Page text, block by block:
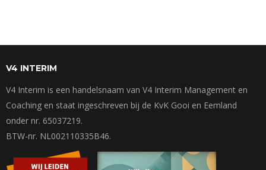
V4 INTERIM
V4 Interim is een handelsnaam van V4 Interim Management en
Coaching en staat ingeschreven bij de KvK Gooi en Eemland
onder nr. 65037219.
BTW-nr. NL002110335B46.